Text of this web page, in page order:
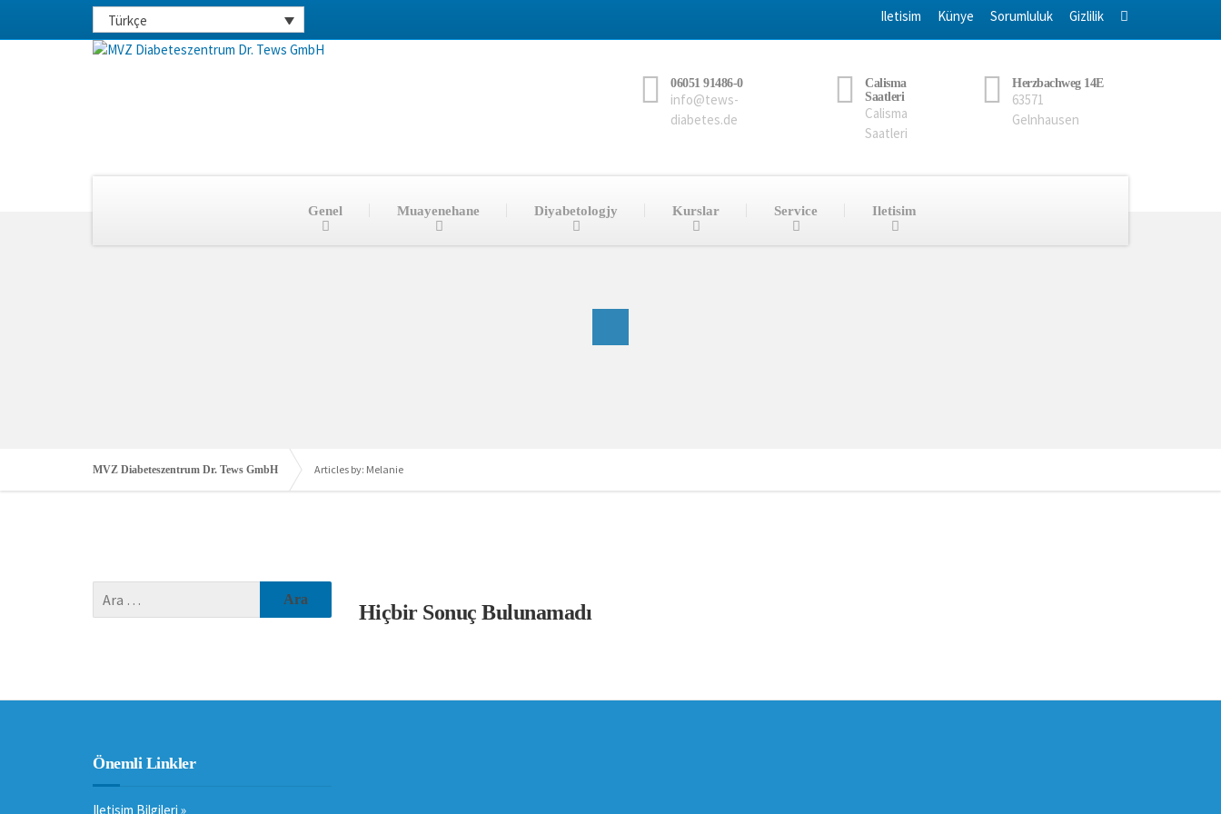
Türkçe Iletisim Künye Sorumluluk Gizlilik
06051 91486-0
info@tews-
diabetes.de
Calisma
Saatleri
Calisma
Saatleri
Herzbachweg 14E
63571
Gelnhausen
Genel Muayenehane Diyabetologjy Kurslar Service Iletisim
MVZ Diabeteszentrum Dr. Tews GmbH Articles by: Melanie
Hiçbir Sonuç Bulunamadı
Önemli Linkler
Iletisim Bilgileri »